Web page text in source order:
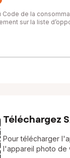
Code de la
sur la liste
Téléchargez
Pour télécharger
l'appareil photo de